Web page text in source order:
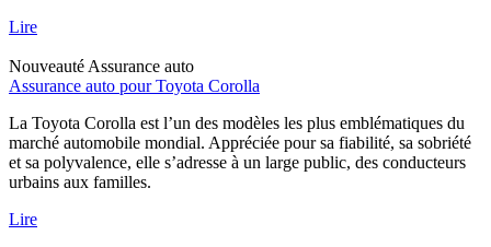
Lire
Nouveauté Assurance auto
Assurance auto pour Toyota Corolla
La Toyota Corolla est l’un des modèles les plus emblématiques du
marché automobile mondial. Appréciée pour sa fiabilité, sa sobriété
et sa polyvalence, elle s’adresse à un large public, des conducteurs
urbains aux familles.
Lire